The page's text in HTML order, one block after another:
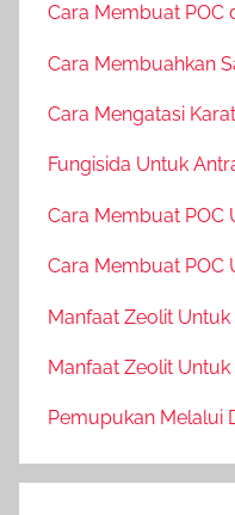
Cara Membuat POC
Cara Membuahkan
Cara Mengatasi
Fungisida Untuk
Cara Membuat POC
Cara Membuat POC
Manfaat Zeolit Untuk
Manfaat Zeolit Untuk
Pemupukan Melalui